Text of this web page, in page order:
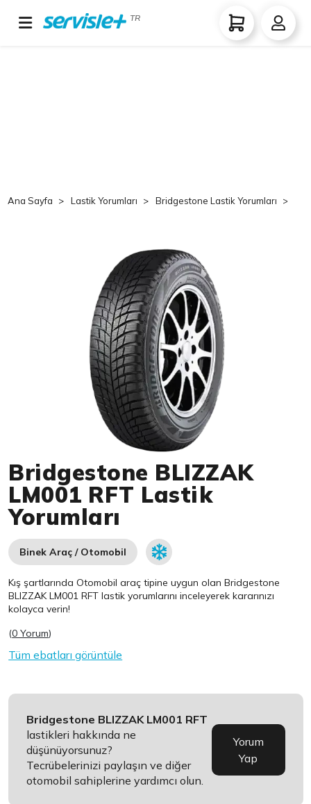
TR
Ana Sayfa Lastik Yorumları Bridgestone Lastik Yorumları
Bridgestone BLIZZAK
LM001 RFT Lastik
Yorumları
Binek Araç / Otomobil
Kış şartlarında Otomobil araç tipine uygun olanBridgestone
BLIZZAK LM001 RFT lastik yorumlarını inceleyerek kararınızı
kolayca verin!
(0 Yorum)
Tüm ebatları görüntüle
Bridgestone BLIZZAK LM001 RFT
lastikleri hakkında ne
düşünüyorsunuz?
Tecrübelerinizi paylaşın ve diğer
otomobil sahiplerine yardımcı olun.
Yorum
Yap